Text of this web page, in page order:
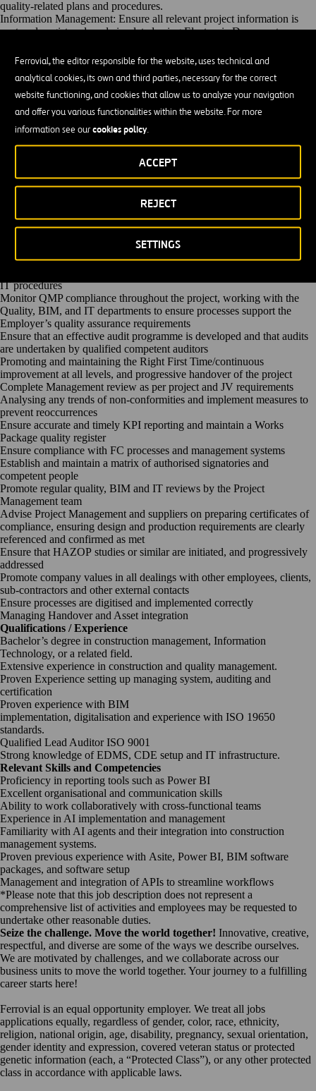
Ferrovial, the editor responsible for the website, uses technical and
analytical cookies, its own and third parties, necessary for the correct
website functioning, and cookies that allow us to analyze your navigation
and offer you various functionalities within the website. For more
information see ourcookies policy.
SETTINGS
REJECT
ACCEPT
quality-related plans and procedures.
Information Management: Ensure all relevant project information is
captured, registered, and circulated using Electronic Document
Digital Implementation: Lead the implementation and management
of digital processes across projects, ensuring compliance with industry
standards and best practices
Software and IT Setup: Oversee the setup and maintenance of software
systems and IT infrastructure to support project information
management
Reporting and Analytics: Develop and maintain reporting systems
using tools such as Power BI to provide insights across various
IT, BIM and other information management staff
To manage, communicate, promote and enforce
the Client Requirements for Quality, BIM and IT management in line
Take the lead role in facilitating and conducting Quality sessions with
Project Management and Work Packages teams, including suppliers
IT procedures
Monitor QMP compliance throughout the project, working with the
Quality, BIM, and IT departments to ensure processes support the
Employer’s quality assurance requirements
Ensure that an effective audit programme is developed and that audits
are undertaken by qualified competent auditors
Promoting and maintaining the Right First Time/continuous
improvement at all levels, and progressive handover of the project
Complete Management review as per project and JV requirements
Analysing any trends of non-conformities and implement measures to
prevent reoccurrences
Ensure accurate and timely KPI reporting and maintain a Works
Package quality register
Ensure compliance with FC processes and management systems
Establish and maintain a matrix of authorised signatories and
competent people
Promote regular quality, BIM and IT reviews by the Project
Management team
Advise Project Management and suppliers on preparing certificates of
compliance, ensuring design and production requirements are clearly
referenced and confirmed as met
Ensure that HAZOP studies or similar are initiated, and progressively
addressed
Promote company values in all dealings with other employees, clients,
sub-contractors and other external contacts
Ensure processes are digitised and implemented correctly
Managing Handover and Asset integration
Qualifications / Experience
Bachelor’s degree in construction management, Information
Technology, or a related field.
Extensive experience in construction and quality management.
Proven Experience setting up managing system, auditing and
certification
Proven experience with BIM
implementation, digitalisation and experience with ISO 19650
standards.
Qualified Lead Auditor ISO 9001
Strong knowledge of EDMS, CDE setup and IT infrastructure.
Relevant Skills and Competencies
Proficiency in reporting tools such as Power BI
Excellent organisational and communication skills
Ability to work collaboratively with cross-functional teams
Experience in AI implementation and management
Familiarity with AI agents and their integration into construction
management systems.
Proven previous experience with Asite, Power BI, BIM software
packages, and software setup
Management and integration of APIs to streamline workflows
*Please note that this job description does not represent a
comprehensive list of activities and employees may be requested to
undertake other reasonable duties.
Seize the challenge. Move the world together! Innovative, creative,
respectful, and diverse are some of the ways we describe ourselves.
We are motivated by challenges, and we collaborate across our
business units to move the world together. Your journey to a fulfilling
career starts here!
Ferrovial is an equal opportunity employer. We treat all jobs
applications equally, regardless of gender, color, race, ethnicity,
religion, national origin, age, disability, pregnancy, sexual orientation,
gender identity and expression, covered veteran status or protected
genetic information (each, a “Protected Class”), or any other protected
class in accordance with applicable laws.